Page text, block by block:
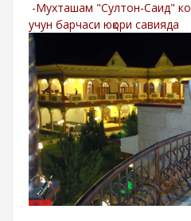
-Мухташам "Султон-Саид"
учун барчаси юқори савияда